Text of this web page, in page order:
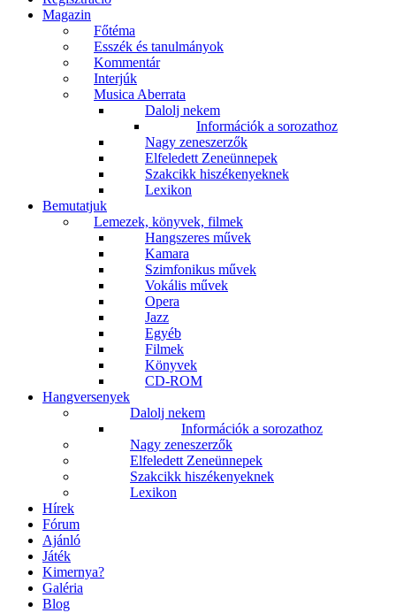
Magazin
Főtéma
Esszék és tanulmányok
Kommentár
Interjúk
Musica Aberrata
Dalolj nekem
Információk a sorozathoz
Nagy zeneszerzők
Elfeledett Zeneünnepek
Szakcikk hiszékenyeknek
Lexikon
Bemutatjuk
Lemezek, könyvek, filmek
Hangszeres művek
Kamara
Szimfonikus művek
Vokális művek
Opera
Jazz
Egyéb
Filmek
Könyvek
CD-ROM
Hangversenyek
Dalolj nekem
Információk a sorozathoz
Nagy zeneszerzők
Elfeledett Zeneünnepek
Szakcikk hiszékenyeknek
Lexikon
Hírek
Fórum
Ajánló
Játék
Kimernya?
Galéria
Blog